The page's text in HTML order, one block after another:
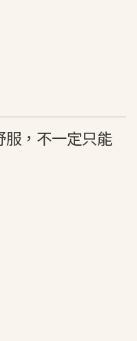
服，不一定只能